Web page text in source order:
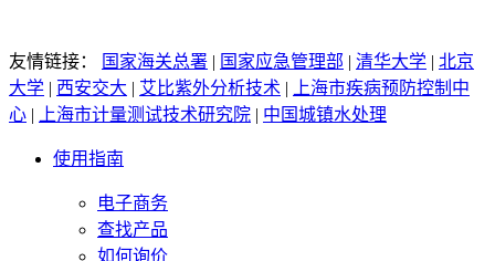
友情链接： 国家海关总署 | 国家应急管理部 | 清华大学 | 北京
大学 | 西安交大 | 艾比紫外分析技术 | 上海市疾病预防控制中
心 | 上海市计量测试技术研究院 | 中国城镇水处理
使用指南
电子商务
查找产品
如何询价